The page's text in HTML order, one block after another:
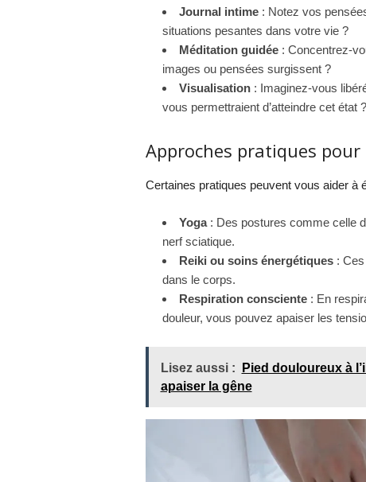
Journal intime: Notez vos
situations pesantes dans votre vie ?
Méditation guidée: Concentrez-
images ou pensées surgissent ?
Visualisation: Imaginez-vous
vous permettraient d’atteindre cet état ?
Approches pratiques pour
Certaines pratiques peuvent vous aider à
Yoga: Des postures comme celle
nerf sciatique.
Reiki ou soins énergétiques: Ces
dans le corps.
Respiration consciente: En
douleur, vous pouvez apaiser les
Lisez aussi :
Pied douloureux à
apaiser la gêne